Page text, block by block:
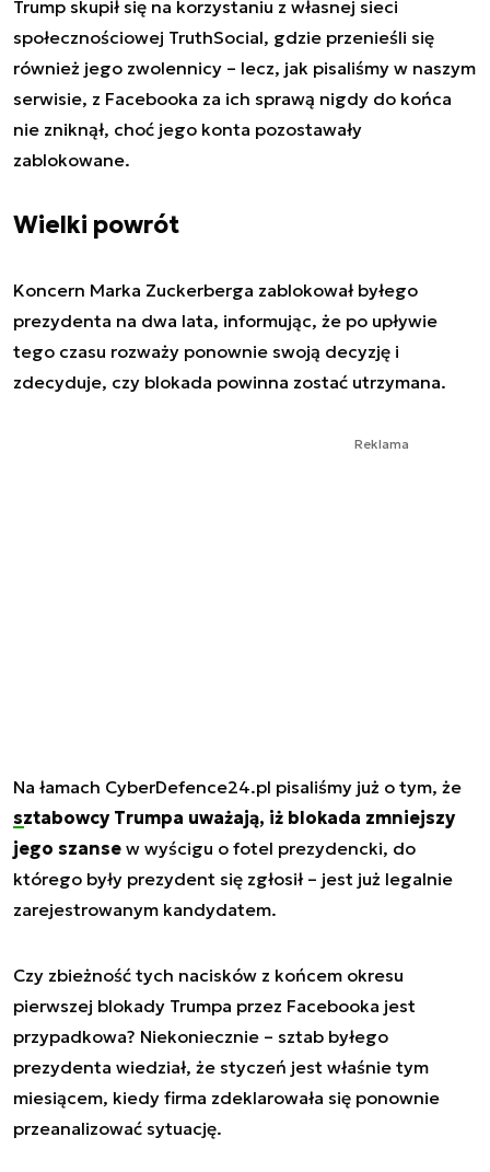
Trump skupił się na korzystaniu z własnej sieci
społecznościowej TruthSocial, gdzie przenieśli się
również jego zwolennicy – lecz, jak pisaliśmy w naszym
serwisie, z Facebooka za ich sprawą nigdy do końca
nie zniknął, choć jego konta pozostawały
zablokowane.
Wielki powrót
Koncern Marka Zuckerberga zablokował byłego
prezydenta na dwa lata, informując, że po upływie
tego czasu rozważy ponownie swoją decyzję i
zdecyduje, czy blokada powinna zostać utrzymana.
Reklama
Na łamach CyberDefence24.pl pisaliśmy już o tym, że
sztabowcy Trumpa uważają, iż blokada zmniejszy
jego szanse w wyścigu o fotel prezydencki, do
którego były prezydent się zgłosił – jest już legalnie
zarejestrowanym kandydatem.
Czy zbieżność tych nacisków z końcem okresu
pierwszej blokady Trumpa przez Facebooka jest
przypadkowa? Niekoniecznie – sztab byłego
prezydenta wiedział, że styczeń jest właśnie tym
miesiącem, kiedy firma zdeklarowała się ponownie
przeanalizować sytuację.